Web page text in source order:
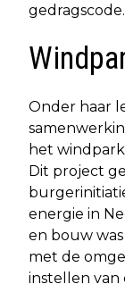
gedragscode.
Onder haar
het
Dit project
energie in
en bouw
met de
instellen van